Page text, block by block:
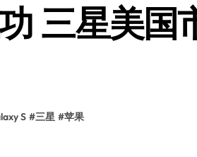
主题潮翻天！三星美国
S #三星 #苹果